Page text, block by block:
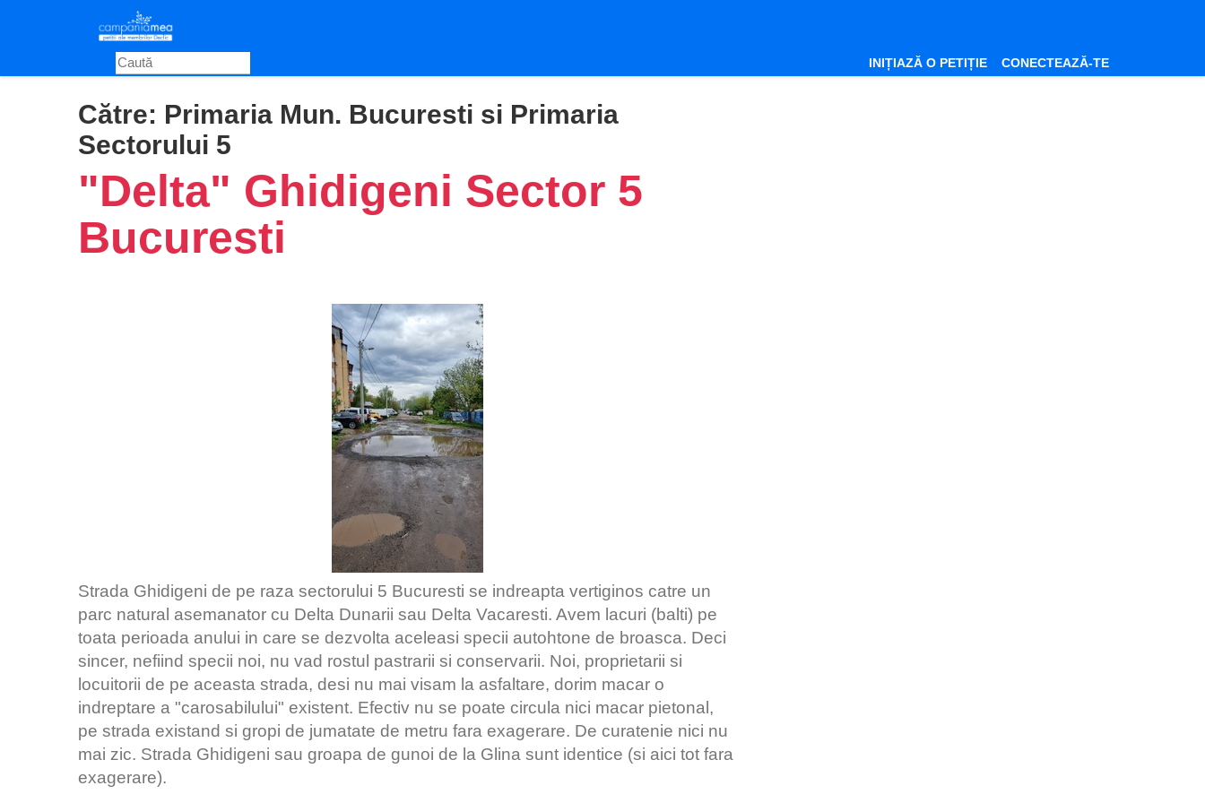
content
INIȚIAZĂ O PETIȚIE CONECTEAZĂ-TE
Către: Primaria Mun. Bucuresti si Primaria
Sectorului 5
"Delta" Ghidigeni Sector 5
Bucuresti
Strada Ghidigeni de pe raza sectorului 5 Bucuresti se indreapta vertiginos catre un
parc natural asemanator cu Delta Dunarii sau Delta Vacaresti. Avem lacuri (balti) pe
toata perioada anului in care se dezvolta aceleasi specii autohtone de broasca. Deci
sincer, nefiind specii noi, nu vad rostul pastrarii si conservarii. Noi, proprietarii si
locuitorii de pe aceasta strada, desi nu mai visam la asfaltare, dorim macar o
indreptare a "carosabilului" existent. Efectiv nu se poate circula nici macar pietonal,
pe strada existand si gropi de jumatate de metru fara exagerare. De curatenie nici nu
mai zic. Strada Ghidigeni sau groapa de gunoi de la Glina sunt identice (si aici tot fara
exagerare).